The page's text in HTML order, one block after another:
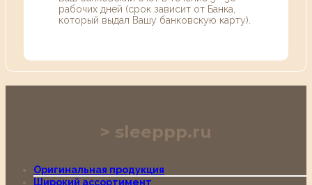
рабочих дней (срок зависит от Банка,
который выдал Вашу банковскую карту).
sleeppp.ru
Оригинальная продукция
Широкий ассортимент